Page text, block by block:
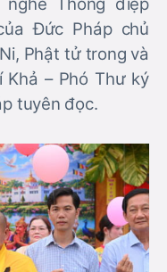
Đức Pháp chủ
Phật tử trong và
Khả – Phó Thư ký
tuyên đọc.